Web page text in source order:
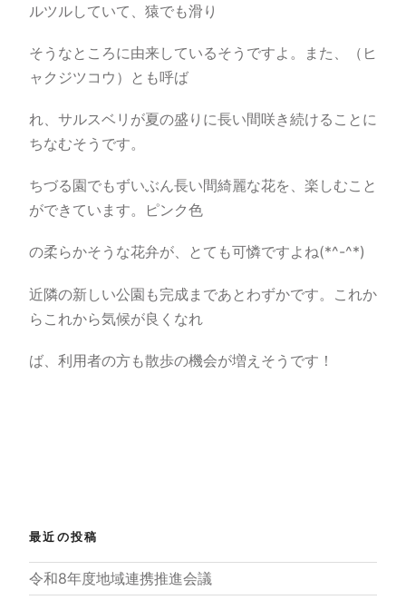
ルツルしていて、猿でも滑り
そうなところに由来しているそうですよ。また、（ヒ
ャクジツコウ）とも呼ば
れ、サルスベリが夏の盛りに長い間咲き続けることに
ちなむそうです。
ちづる園でもずいぶん長い間綺麗な花を、楽しむこと
ができています。ピンク色
の柔らかそうな花弁が、とても可憐ですよね(*^-^*)
近隣の新しい公園も完成まであとわずかです。これか
らこれから気候が良くなれ
ば、利用者の方も散歩の機会が増えそうです！
最近の投稿
令和8年度地域連携推進会議